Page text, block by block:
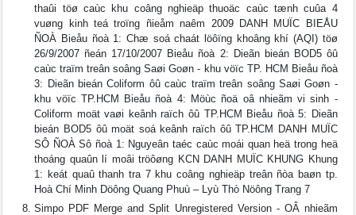
thaûi töø caùc khu coâng nghieäp thuoäc caùc tænh cuûa 4
vuøng kinh teá troïng ñieåm naêm 2009 DANH MUÏC BIEÅU
ÑOÀ Bieåu ñoà 1: Chæ soá chaát löôïng khoâng khí (AQI) töø
26/9/2007 ñeán 17/10/2007 Bieåu ñoà 2: Dieãn bieán BOD5 ôû
caùc traïm treân soâng Saøi Goøn - khu vöïc TP. HCM Bieåu ñoà
3: Dieãn bieán Coliform ôû caùc traïm treân soâng Saøi Goøn -
khu vöïc TP.HCM Bieåu ñoà 4: Möùc ñoä oâ nhieãm vi sinh -
Coliform moät vaøi keânh raïch ôû TP.HCM Bieåu ñoà 5: Dieãn
bieán BOD5 ôû moät soá keânh raïch ôû TP.HCM DANH MUÏC
SÔ ÑOÀ Sô ñoà 1: Nguyeân taéc caùc moái quan heä trong heä
thoáng quaûn lí moâi tröôøng KCN DANH MUÏC KHUNG Khung
1: keát quaû thanh tra 7 khu coâng nghieäp treân ñòa baøn tp.
Hoà Chí Minh Döông Quang Phuù – Lyù Thò Nöông Trang 7
Simpo PDF Merge and Split Unregistered Version - OÂ nhieãm